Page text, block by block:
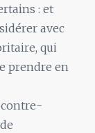
: et
avec
qui
prendre en